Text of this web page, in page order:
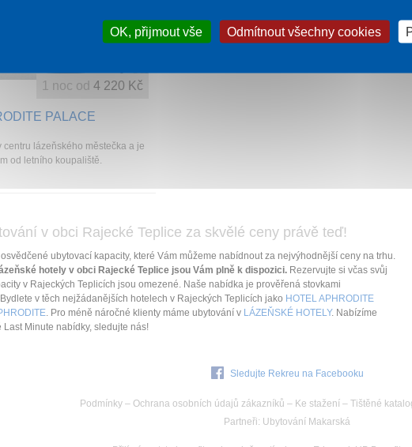
PALACE
centru lázeňského městečka a je
od letního koupaliště.
1 noc od 4 220 Kč
v obci Rajecké Teplice za skvělé ceny právě teď!
ubytovací kapacity, které Vám můžeme nabídnout za nejvýhodnější ceny na trhu.
hotely v obci Rajecké Teplice jsou Vám plně k dispozici. Rezervujte si včas svůj
v Rajeckých Teplicích jsou omezené. Naše nabídka je prověřená stovkami
v těch nejžádanějších hotelech v Rajeckých Teplicích jako HOTEL APHRODITE
. Pro méně náročné klienty máme ubytování v LÁZEŇSKÉ HOTELY. Nabízíme
Minute nabídky, sledujte nás!
Sledujte Rekreu na Facebooku
Podmínky– Ochrana osobních údajů zákazníků – Ke stažení – Tištěné
Partneři: Ubytování Makarská
OK, přijmout vše Odmítnout všechny cookies